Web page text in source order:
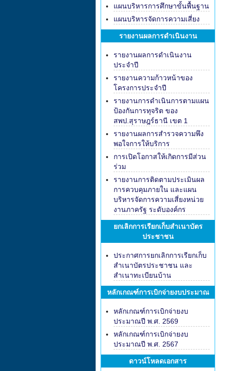
แผนบริหารการศึกษาขั้นพื้นฐาน
แผนบริหารจัดการความเสี่ยง
รายงานผลการดำเนินงาน
รายงานผลการดำเนินงาน
ประจำปี
รายงานความก้าวหน้าของ
โครงการประจำปี
รายงานการดำเนินการตามแผน
ป้องกันการทุจริต ของ
สพป.สุราษฎร์ธานี เขต 1
รายงานผลการสำรวจความพึง
พอใจการให้บริการ
การเปิดโอกาสให้เกิดการมีส่วน
ร่วม
รายงานการติดตามประเมินผล
การควบคุมภายใน และแผน
บริหารจัดการความเสี่ยงหน่วย
งานภาครัฐ ระดับองค์กร
ยกเลิกการเรียกเก็บสำเนาบัตร
ประชาชน
ประกาศการยกเลิกการเรียกเก็บ
สำเนาบัตรประชาชน และ
สำเนาทะเบียนบ้าน
หลักเกณฑ์การเบิกจ่ายงบประมาณ
หลักเกณฑ์การเบิกจ่ายงบ
ประมาณปี พ.ศ. 2569
หลักเกณฑ์การเบิกจ่ายงบ
ประมาณปี พ.ศ. 2567
ดาวน์โหลดเอกสาร